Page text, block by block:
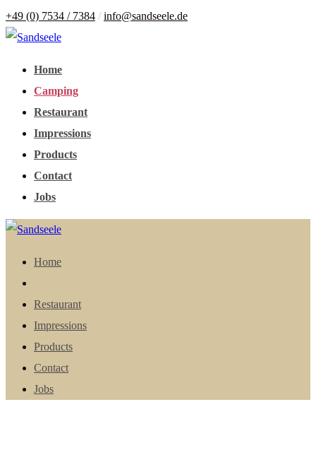
+49 (0) 7534 / 7384 / info@sandseele.de
Home
Camping
Restaurant
Impressions
Products
Contact
Jobs
Home
Restaurant
Impressions
Products
Contact
Jobs